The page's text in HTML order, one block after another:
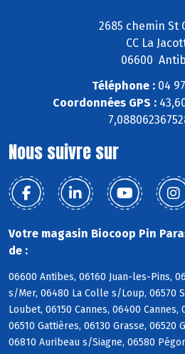
2685 chemin St
CC La
06600
Téléphone : 04
Coordonnées GPS :
Nous suivre sur
Votre magasin Biocoop Pin
de :
06600 Antibes, 06160 Juan-les-Pins,
s/Mer, 06480 La Colle s/Loup, 06570
Loubet, 06150 Cannes, 06400 Cannes,
06510 Gattières, 06130 Grasse, 06520
06810 Auribeau s/Siagne, 06580